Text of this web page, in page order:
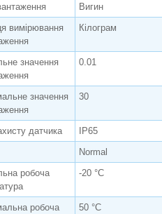
Вигин
вимірювання
Кілограм
значення
0.01
значення
30
датчика
IP65
Normal
робоча
-20 °C
робоча
50 °С